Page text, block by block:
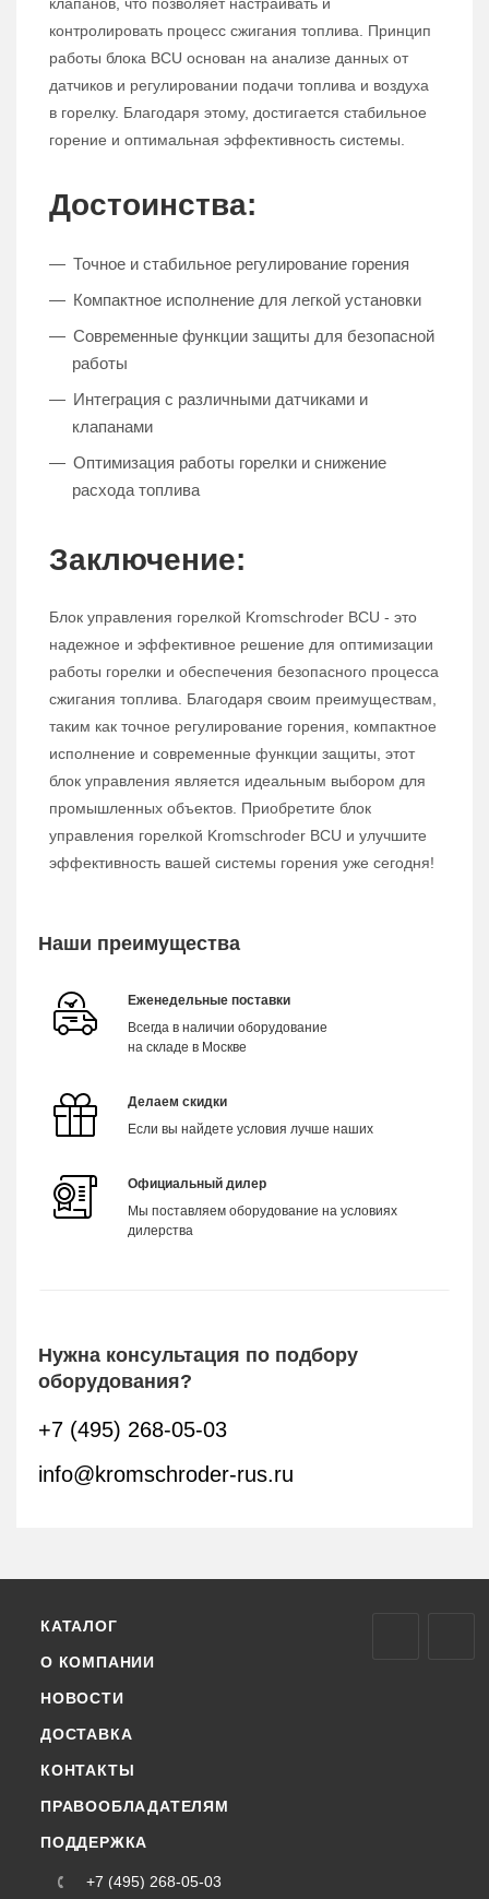
контролировать процесс сжигания топлива. Принцип
работы блока BCU основан на анализе данных от
датчиков и регулировании подачи топлива и воздуха
в горелку. Благодаря этому, достигается стабильное
горение и оптимальная эффективность системы.
Достоинства:
Точное и стабильное регулирование горения
Компактное исполнение для легкой установки
Современные функции защиты для безопасной
работы
Интеграция с различными датчиками и
клапанами
Оптимизация работы горелки и снижение
расхода топлива
Заключение:
Блок управления горелкой Kromschroder BCU - это
надежное и эффективное решение для оптимизации
работы горелки и обеспечения безопасного процесса
сжигания топлива. Благодаря своим преимуществам,
таким как точное регулирование горения, компактное
исполнение и современные функции защиты, этот
блок управления является идеальным выбором для
промышленных объектов. Приобретите блок
управления горелкой Kromschroder BCU и улучшите
эффективность вашей системы горения уже сегодня!
Наши преимущества
Еженедельные поставки
Всегда в наличии оборудование
на складе в Москве
Делаем скидки
Если вы найдете условия лучше наших
Официальный дилер
Мы поставляем оборудование на условиях
дилерства
Нужна консультация по подбору
оборудования?
+7 (495) 268-05-03
info@kromschroder-rus.ru
КАТАЛОГ
О КОМПАНИИ
НОВОСТИ
ДОСТАВКА
КОНТАКТЫ
ПРАВООБЛАДАТЕЛЯМ
ПОДДЕРЖКА
+7 (495) 268-05-03